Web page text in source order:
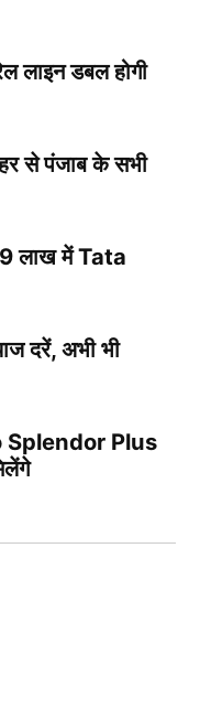
लाइन डबल होगी
से पंजाब के सभी
लाख में Tata
दरें, अभी भी
Splendor Plus